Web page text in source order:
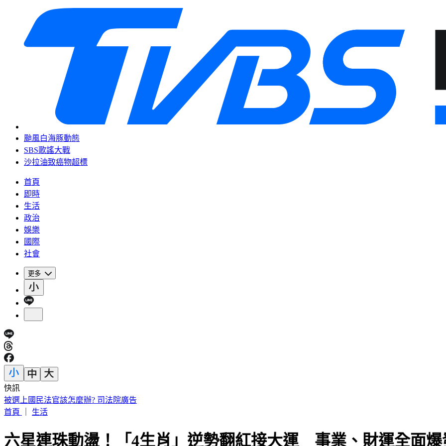
颱風白海豚動態
SBS歌謠大戰
沙拉油致癌物超標
首頁
即時
生活
政治
娛樂
國際
社會
更多
快訊
被選上國民法官該怎麼辦? 司法院廣告
首頁
生活
六星連珠動盪！「4生肖」逆勢翻紅接大運 事業、財運全面爆